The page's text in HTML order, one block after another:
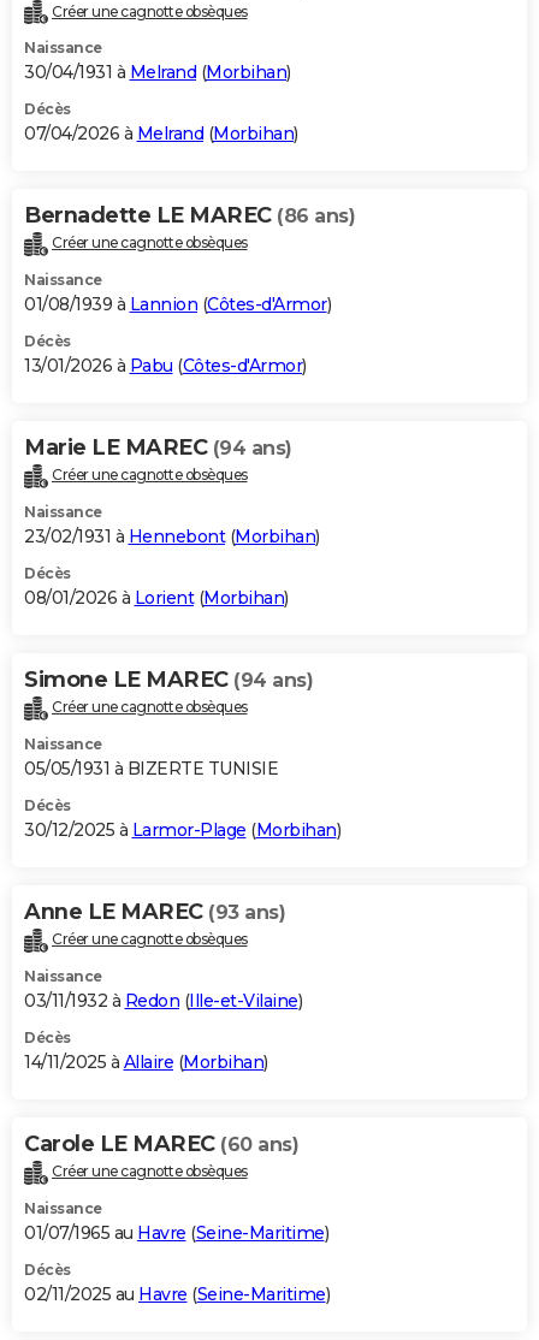
Créer une cagnotte obsèques
Naissance
30/04/1931 à Melrand (Morbihan)
Décès
07/04/2026 à Melrand (Morbihan)
Bernadette LE MAREC (86 ans)
Créer une cagnotte obsèques
Naissance
01/08/1939 à Lannion (Côtes-d'Armor)
Décès
13/01/2026 à Pabu (Côtes-d'Armor)
Marie LE MAREC (94 ans)
Créer une cagnotte obsèques
Naissance
23/02/1931 à Hennebont(Morbihan)
Décès
08/01/2026 à Lorient(Morbihan)
Simone LE MAREC (94 ans)
Créer une cagnotte obsèques
Naissance
05/05/1931 à BIZERTE TUNISIE
Décès
30/12/2025 à Larmor-Plage (Morbihan)
Anne LE MAREC (93 ans)
Créer une cagnotte obsèques
Naissance
03/11/1932 à Redon (Ille-et-Vilaine)
Décès
14/11/2025 à Allaire (Morbihan)
Carole LE MAREC (60 ans)
Créer une cagnotte obsèques
Naissance
01/07/1965 au Havre (Seine-Maritime)
Décès
02/11/2025 au Havre (Seine-Maritime)